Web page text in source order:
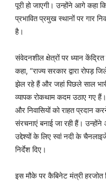
पूरी हो जाएगी। उन्होंने आगे कहा
प्रभावित प्रमुख स्थानों पर गार
है।
संवेदनशील क्षेत्रों पर ध्यान
कहा, “राज्य सरकार द्वारा रोपड़
झेल रहे हैं और जहां पिछले साल
व्यापक रोकथाम कदम उठाए गए
और निवासियों को राहत
संरचनाएं बनाई जा रही हैं। उन्होंने
उद्देश्यों के लिए स्वां नदी के
निर्देश दिए।
इस मौके पर कैबिनेट मंत्री